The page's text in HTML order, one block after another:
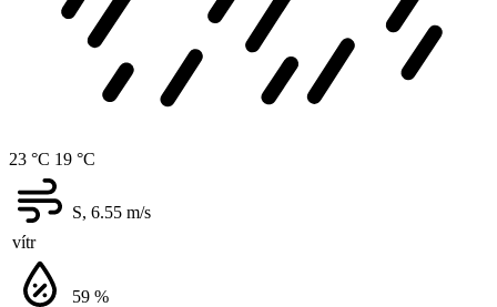
23 °C 19 °C
vítr
S, 6.55 m/s
59 %